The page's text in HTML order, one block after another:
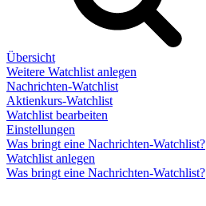
Übersicht
Weitere Watchlist anlegen
Nachrichten-Watchlist
Aktienkurs-Watchlist
Watchlist bearbeiten
Einstellungen
Was bringt eine Nachrichten-Watchlist?
Watchlist anlegen
Was bringt eine Nachrichten-Watchlist?